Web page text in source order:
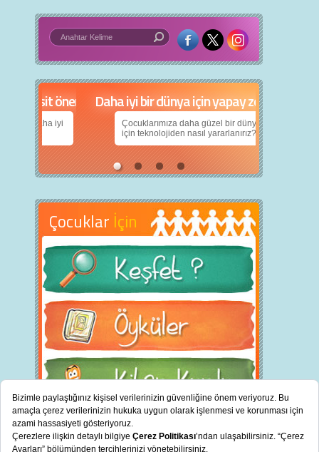
5 basit öneri
daha iyi
Daha iyi bir dünya için yapay zekâ
Çocuklarımıza daha güzel bir dünya bırakabilmek
için teknolojiden nasıl yararlanırız?
Çocuklar İçin